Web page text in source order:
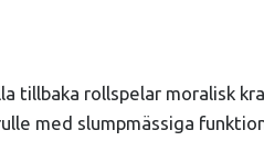
tillbaka rollspelar moralisk
med slumpmässiga